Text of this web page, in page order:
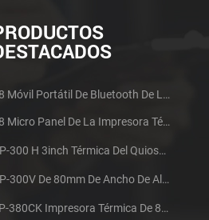
58 Móvil Portátil De Bluetooth De La Impresora Térmica De PTP-II
58 Micro Panel De La Impresora Térmica De Recibos CSN-A1
KP-300 H 3inch Térmica Del Quiosco De La Impresora Módulo De
KP-300V De 80mm De Ancho De Alta Velocidad De La Impresora Térmica Del Quiosco
EP-380CK Impresora Térmica De 80 Mm Con Bloqueo De La Tapa